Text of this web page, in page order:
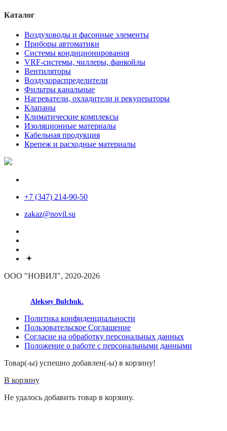
Каталог
Воздуховоды и фасонные элементы
Приборы автоматики
Системы кондиционирования
VRF-системы, чиллеры, фанкойлы
Вентиляторы
Воздухораспределители
Фильтры канальные
Нагреватели, охладители и рекуператоры
Клапаны
Климатические комплексы
Изоляционные материалы
Кабельная продукция
Крепеж и расходные материалы
+7 (347) 214-90-50
zakaz@novil.su
ООО "НОВИЛ", 2020-2026
Aleksey Bulchuk.
Политика конфиденциальности
Пользовательское Соглашение
Согласие на обработку персональных данных
Положение о работе с персональными данными
Товар(-ы) успешно добавлен(-ы) в корзину!
В корзину
Не удалось добавить товар в корзину.